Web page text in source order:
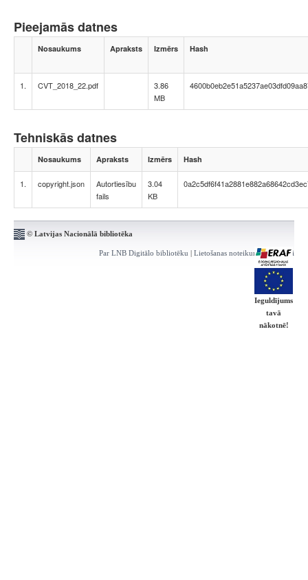
Pieejamās datnes
Nosaukums Apraksts Izmērs Hash
1. CVT_2018_22.pdf
3.86
MB
Tehniskās datnes
Nosaukums Apraksts Izmērs Hash
1. copyright.json
Autortiesību
fails
3.04
KB
© Latvijas Nacionālā bibliotēka
Par LNB Digitālo bibliotēku | Lietošanas noteikumi | Kontakti
Ieguldījums
tavā
nākotnē!